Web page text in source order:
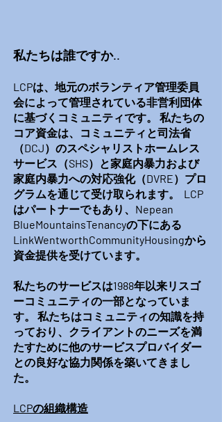
私たちは誰ですか..
LCPは、地元のボランティア管理委員
会によって管理されている非営利団体
に基づくコミュニティです。
私たちの
コア資金は、コミュニティと司法省
（DCJ）のスペシャリストホームレス
サービス（SHS）と家庭内暴力および
家庭内暴力への対応強化（DVRE）プロ
グラムを通じて受け取られます。
LCP
はパートナーでもあり、Nepean
BlueMountainsTenancyの下にある
LinkWentworthCommunityHousingから
資金提供を受けています。
私たちのサービスは1988年以来リスゴ
ーコミュニティの一部となっていま
す。
私たちはコミュニティの知識を持
っており、クライアントのニーズを満
たすために他のサービスプロバイダー
との良好な協力関係を築いてきまし
た。
LCPの組織構造